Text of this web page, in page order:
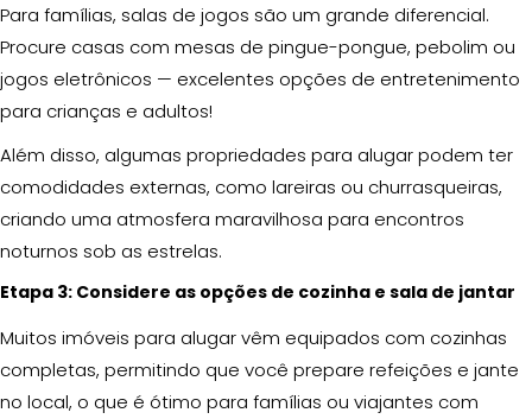
Para famílias, salas de jogos são um grande diferencial.
Procure casas com mesas de pingue-pongue, pebolim ou
jogos eletrônicos — excelentes opções de entretenimento
para crianças e adultos!
Além disso, algumas propriedades para alugar podem ter
comodidades externas, como lareiras ou churrasqueiras,
criando uma atmosfera maravilhosa para encontros
noturnos sob as estrelas.
Etapa 3: Considere as opções de cozinha e sala de jantar
Muitos imóveis para alugar vêm equipados com cozinhas
completas, permitindo que você prepare refeições e jante
no local, o que é ótimo para famílias ou viajantes com